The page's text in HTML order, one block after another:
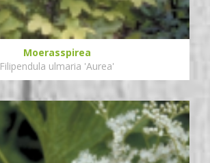
Moerasspirea
Filipendula ulmaria 'Aurea'